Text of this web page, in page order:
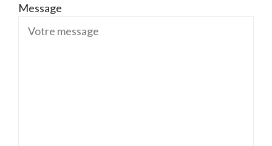
Message